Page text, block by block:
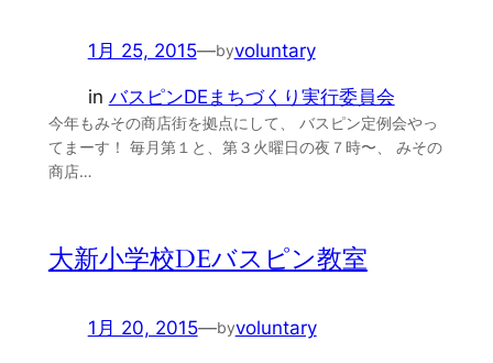
1月 25, 2015—byvoluntary
in バスピンDEまちづくり実行委員会
今年もみその商店街を拠点にして、 バスピン定例会やっ
てまーす！ 毎月第１と、第３火曜日の夜７時〜、 みその
商店…
大新小学校DEバスピン教室
1月 20, 2015—byvoluntary